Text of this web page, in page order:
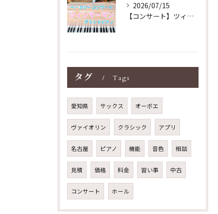
2026/07/15
【コンサート】ツィンマーマンのグランドピアノ♪木目猫足グラン...
タグ Tags
愛知県 サックス オーボエ
ヴァイオリン クラシック アプリ
名古屋 ピアノ 機能 音色 相談
見積 価格 料金 習い事 中古
コンサート ホール